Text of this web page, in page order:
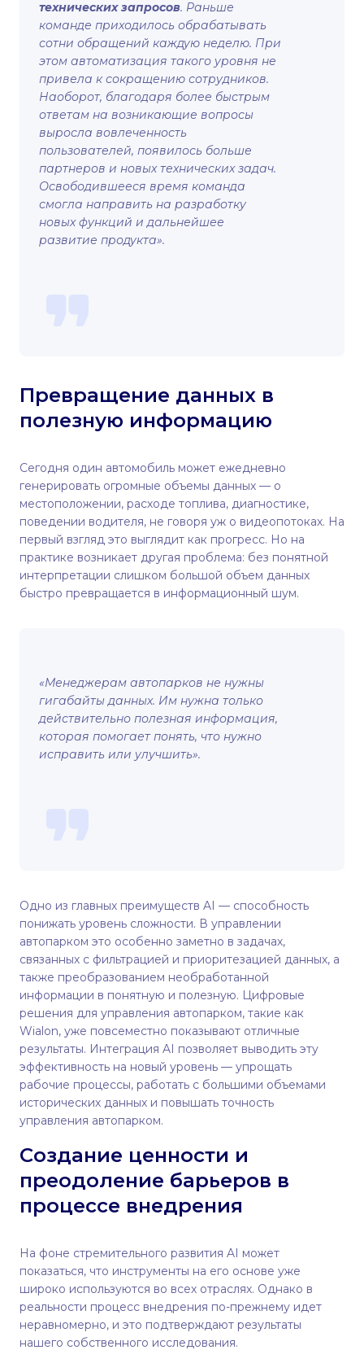
технических запросов. Раньше
команде приходилось обрабатывать
сотни обращений каждую неделю. При
этом автоматизация такого уровня не
привела к сокращению сотрудников.
Наоборот, благодаря более быстрым
ответам на возникающие вопросы
выросла вовлеченность
пользователей, появилось больше
партнеров и новых технических задач.
Освободившееся время команда
смогла направить на разработку
новых функций и дальнейшее
развитие продукта».
Превращение данных в
полезную информацию
Сегодня один автомобиль может ежедневно
генерировать огромные объемы данных — о
местоположении, расходе топлива, диагностике,
поведении водителя, не говоря уж о видеопотоках. На
первый взгляд это выглядит как прогресс. Но на
практике возникает другая проблема: без понятной
интерпретации слишком большой объем данных
быстро превращается в информационный шум.
«Менеджерам автопарков не нужны
гигабайты данных. Им нужна только
действительно полезная информация,
которая помогает понять, что нужно
исправить или улучшить».
Одно из главных преимуществ AI — способность
понижать уровень сложности. В управлении
автопарком это особенно заметно в задачах,
связанных с фильтрацией и приоритезацией данных, а
также преобразованием необработанной
информации в понятную и полезную. Цифровые
решения для управления автопарком, такие как
Wialon, уже повсеместно показывают отличные
результаты. Интеграция AI позволяет выводить эту
эффективность на новый уровень — упрощать
рабочие процессы, работать с большими объемами
исторических данных и повышать точность
управления автопарком.
Создание ценности и
преодоление барьеров в
процессе внедрения
На фоне стремительного развития AI может
показаться, что инструменты на его основе уже
широко используются во всех отраслях. Однако в
реальности процесс внедрения по-прежнему идет
неравномерно, и это подтверждают результаты
нашего собственного исследования.